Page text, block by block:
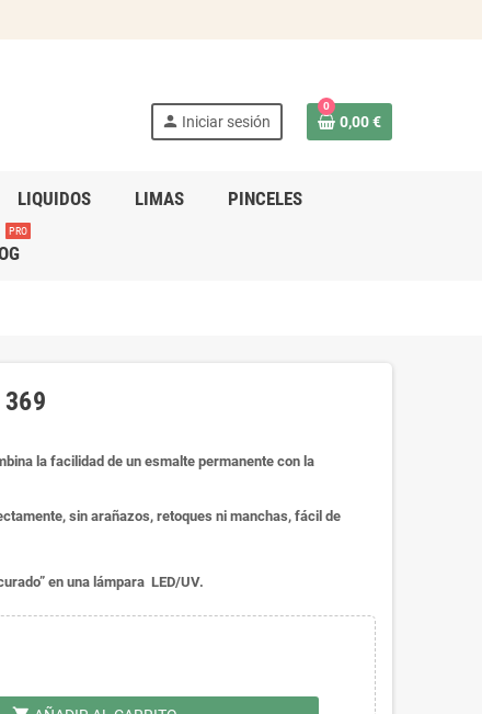
person Iniciar sesión
0
0,00 €
LIQUIDOS LIMAS PINCELES
PRO
369
la facilidad de un esmalte permanente con la
sin arañazos, retoques ni manchas, fácil de
en una lámpara LED/UV.